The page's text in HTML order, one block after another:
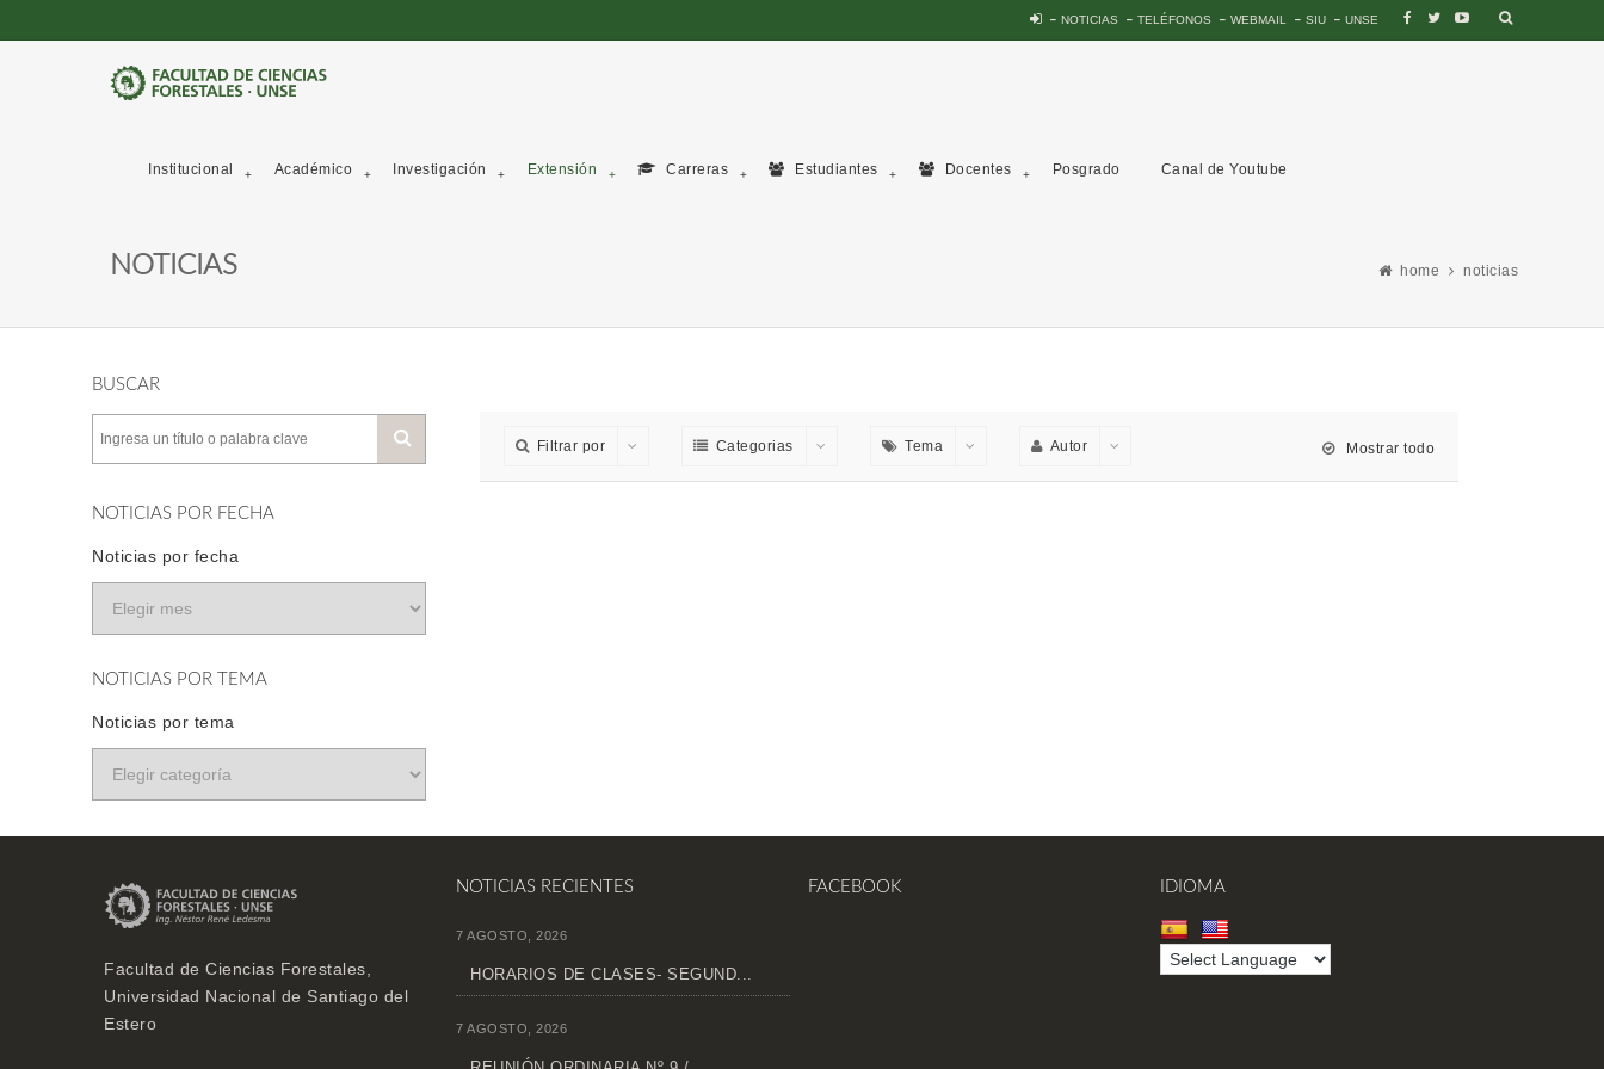
NOTICIAS TELÉFONOS WEBMAIL SIU UNSE
Institucional Académico Investigación Extensión Carreras Estudiantes Docentes Posgrado Canal de Youtube
NOTICIAS home noticias
BUSCAR
NOTICIAS POR FECHA
Noticias por fecha
NOTICIAS POR TEMA
Noticias por tema
Filtrar por Categorias Tema Autor Mostrar todo
Facultad de Ciencias Forestales,
Universidad Nacional de Santiago del
Estero
NOTICIAS RECIENTES
7 AGOSTO, 2026
HORARIOS DE CLASES- SEGUND...
7 AGOSTO, 2026
FACEBOOK IDIOMA